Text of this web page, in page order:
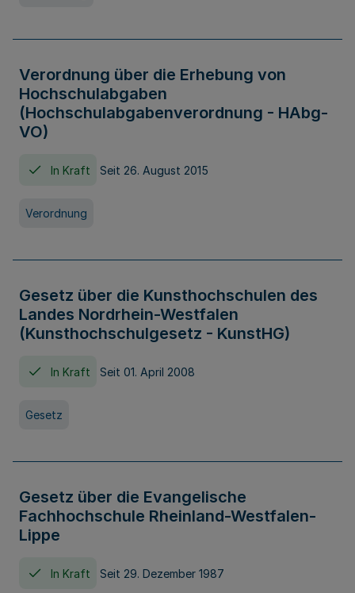
Verordnung über die Erhebung von
Hochschulabgaben
(Hochschulabgabenverordnung - HAbg-
VO)
In Kraft Seit 26. August 2015
Verordnung
Gesetz über die Kunsthochschulen des
Landes Nordrhein-Westfalen
(Kunsthochschulgesetz - KunstHG)
In Kraft Seit 01. April 2008
Gesetz
Gesetz über die Evangelische
Fachhochschule Rheinland-Westfalen-
Lippe
In Kraft Seit 29. Dezember 1987